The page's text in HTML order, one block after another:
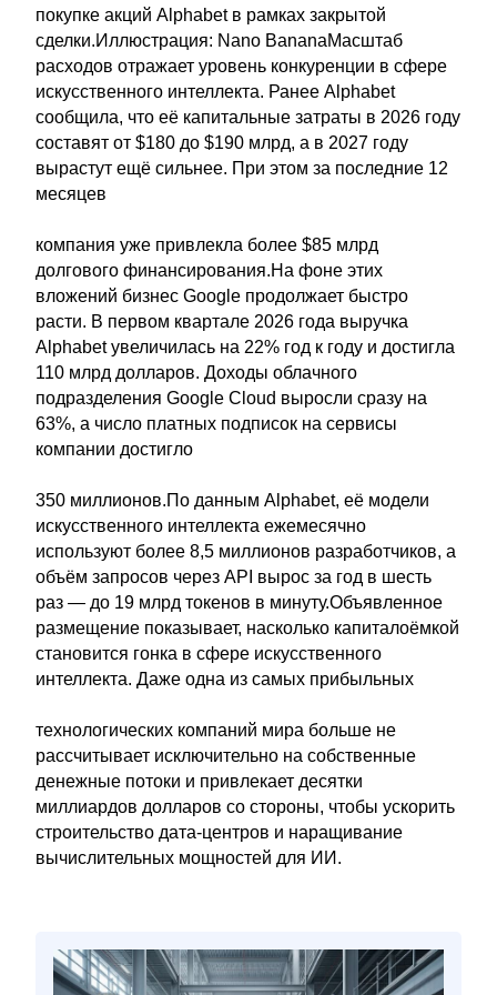
покупке акций Alphabet в рамках закрытой
сделки.Иллюстрация: Nano BananaМасштаб
расходов отражает уровень конкуренции в сфере
искусственного интеллекта. Ранее Alphabet
сообщила, что её капитальные затраты в 2026 году
составят от $180 до $190 млрд, а в 2027 году
вырастут ещё сильнее. При этом за последние 12
месяцев
компания уже привлекла более $85 млрд
долгового финансирования.На фоне этих
вложений бизнес Google продолжает быстро
расти. В первом квартале 2026 года выручка
Alphabet увеличилась на 22% год к году и достигла
110 млрд долларов. Доходы облачного
подразделения Google Cloud выросли сразу на
63%, а число платных подписок на сервисы
компании достигло
350 миллионов.По данным Alphabet, её модели
искусственного интеллекта ежемесячно
используют более 8,5 миллионов разработчиков, а
объём запросов через API вырос за год в шесть
раз — до 19 млрд токенов в минуту.Объявленное
размещение показывает, насколько капиталоёмкой
становится гонка в сфере искусственного
интеллекта. Даже одна из самых прибыльных
технологических компаний мира больше не
рассчитывает исключительно на собственные
денежные потоки и привлекает десятки
миллиардов долларов со стороны, чтобы ускорить
строительство дата-центров и наращивание
вычислительных мощностей для ИИ.